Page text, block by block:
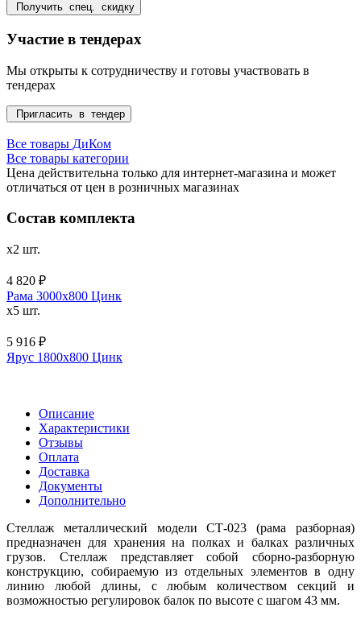
Получить спец. скидку
Участие в тендерах
Мы открыты к сотрудничеству и готовы участвовать в
тендерах
Пригласить в тендер
Все товары ДиКом
Все товары категории
Цена действительна только для интернет-магазина и может
отличаться от цен в розничных магазинах
Состав комплекта
x2 шт.
4 820 ₽
Рама 3000х800 Цинк
x5 шт.
5 916 ₽
Ярус 1800х800 Цинк
Описание
Характеристики
Отзывы
Оплата
Доставка
Документы
Дополнительно
Стеллаж металлический модели СТ-023 (рама разборная)
предназначен для хранения на полках и балках различных
грузов. Стеллаж представляет собой сборно-разборную
конструкцию, собираемую из отдельных элементов в одну
линию любой длины, с любым количеством секций и
возможностью регулировок балок по высоте с шагом 43 мм.